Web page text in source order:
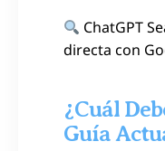
ChatGPT
directa con
¿Cuál
Guía